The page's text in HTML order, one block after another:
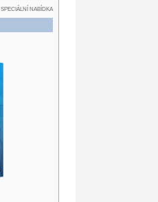
SPECIÁLNÍ NABÍDKA